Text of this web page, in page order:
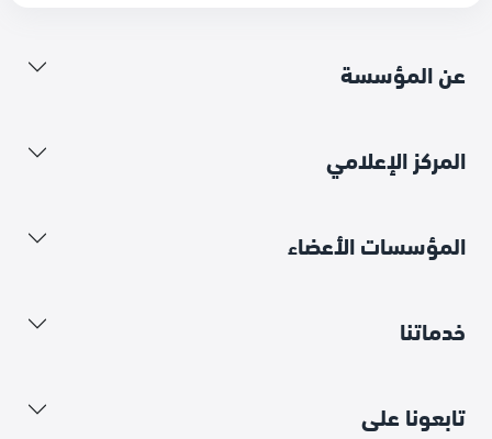
عن المؤسسة
المركز الإعلامي
المؤسسات الأعضاء
خدماتنا
تابعونا على